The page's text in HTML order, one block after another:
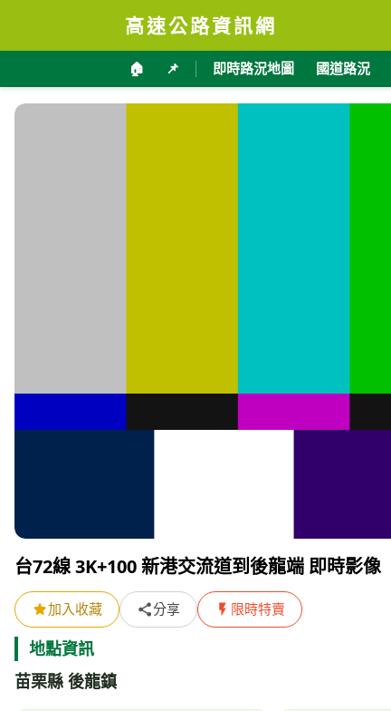
高速公路資訊網
🏠 📌 即時路況地圖 國道路況
台72線 3K+100 新港交流道到後龍端 即時影像
加入收藏 分享 限時特賣
地點資訊
苗栗縣 後龍鎮